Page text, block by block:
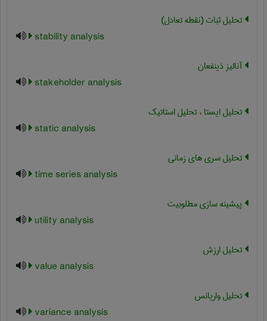
تحلیل ثبات (نقطه تعادل)
stability analysis
آنالیز ذینفعان
stakeholder analysis
تحلیل ایستا ، تحلیل استاتیک
static analysis
تحلیل سری های زمانی
time series analysis
پیشینه سازی مطلوبیت
utility analysis
تحلیل ارزش
value analysis
تحلیل واریانس
variance analysis